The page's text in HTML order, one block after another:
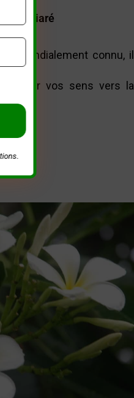
Tiaré
! Mondialement connu, il
vos sens vers la